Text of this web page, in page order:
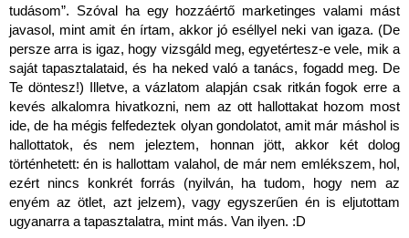
tudásom”. Szóval ha egy hozzáértő marketinges valami mást
javasol, mint amit én írtam, akkor jó eséllyel neki van igaza. (De
persze arra is igaz, hogy vizsgáld meg, egyetértesz-e vele, mik a
saját tapasztalataid, és ha neked való a tanács, fogadd meg. De
Te döntesz!) Illetve, a vázlatom alapján csak ritkán fogok erre a
kevés alkalomra hivatkozni, nem az ott hallottakat hozom most
ide, de ha mégis felfedeztek olyan gondolatot, amit már máshol is
hallottatok, és nem jeleztem, honnan jött, akkor két dolog
történhetett: én is hallottam valahol, de már nem emlékszem, hol,
ezért nincs konkrét forrás (nyilván, ha tudom, hogy nem az
enyém az ötlet, azt jelzem), vagy egyszerűen én is eljutottam
ugyanarra a tapasztalatra, mint más. Van ilyen. :D